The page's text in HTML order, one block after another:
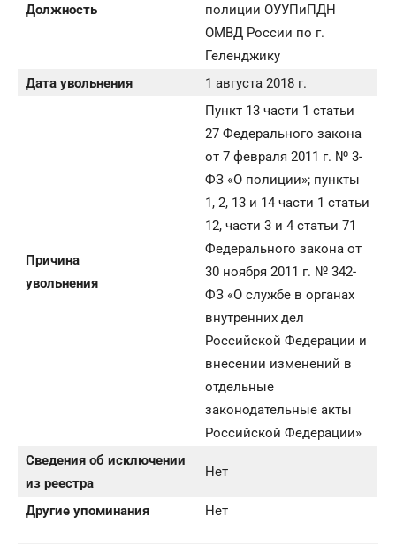
Должность
полиции ОУУПиПДН
ОМВД России по г.
Геленджику
Дата увольнения
1 августа 2018 г.
Причина
увольнения
Пункт 13 части 1 статьи
27 Федерального закона
от 7 февраля 2011 г. № 3-
ФЗ «О полиции»; пункты
1, 2, 13 и 14 части 1 статьи
12, части 3 и 4 статьи 71
Федерального закона от
30 ноября 2011 г. № 342-
ФЗ «О службе в органах
внутренних дел
Российской Федерации и
внесении изменений в
отдельные
законодательные акты
Российской Федерации»
Сведения об исключении
из реестра
Нет
Другие упоминания Нет